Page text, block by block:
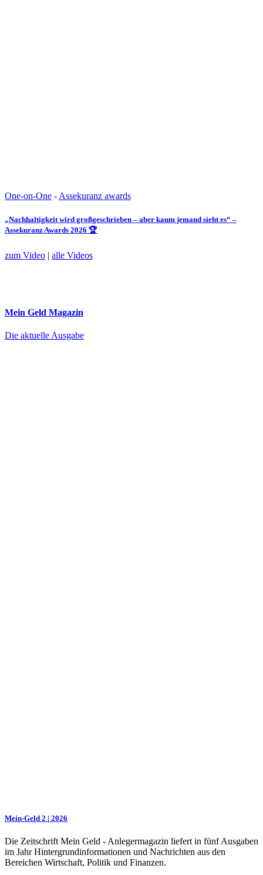
One-on-One -Assekuranz awards
„Nachhaltigkeit wird großgeschrieben – aber kaum jemand sieht es“ –
Assekuranz Awards 2026 🏆
zum Video | alle Videos
Mein Geld Magazin
Die aktuelle Ausgabe
Mein-Geld 2 | 2026
Die Zeitschrift Mein Geld - Anlegermagazin liefert in fünf Ausgaben
im Jahr Hintergrundinformationen und Nachrichten aus den
Bereichen Wirtschaft, Politik und Finanzen.